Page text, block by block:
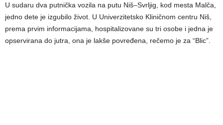
U sudaru dva putnička vozila na putu Niš–Svrljig, kod mesta Malča,
jedno dete je izgubilo život. U Univerzitetsko Kliničnom centru Niš,
prema prvim informacijama, hospitalizovane su tri osobe i jedna je
opservirana do jutra, ona je lakše povređena, rečemo je za “Blic”.